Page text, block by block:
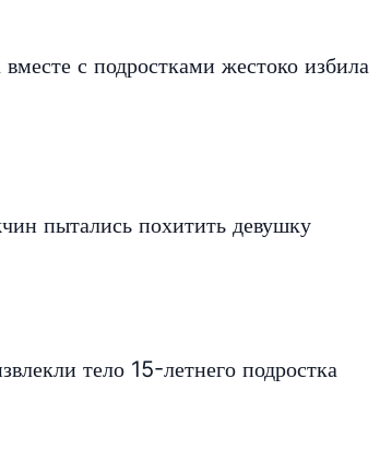
с подростками жестоко избила
пытались похитить девушку
тело 15-летнего подростка